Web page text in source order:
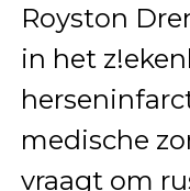
Royston
in het
medische
vraagt om